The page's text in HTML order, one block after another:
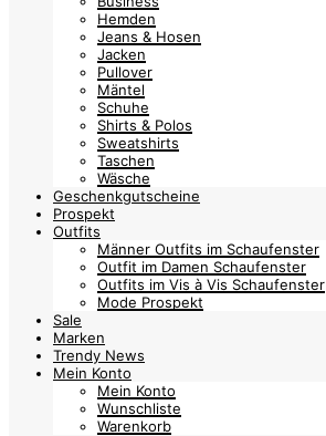
Hemden
Jeans & Hosen
Jacken
Pullover
Mäntel
Schuhe
Shirts & Polos
Sweatshirts
Taschen
Wäsche
Geschenkgutscheine
Prospekt
Outfits
Männer Outfits im Schaufenster
Outfit im Damen Schaufenster
Outfits im Vis à Vis Schaufenster
Mode Prospekt
Sale
Marken
Trendy News
Mein Konto
Mein Konto
Wunschliste
Warenkorb